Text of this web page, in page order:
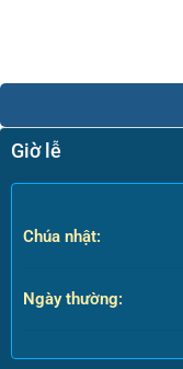
Giờ lễ
Chúa nhật:
Ngày thường: